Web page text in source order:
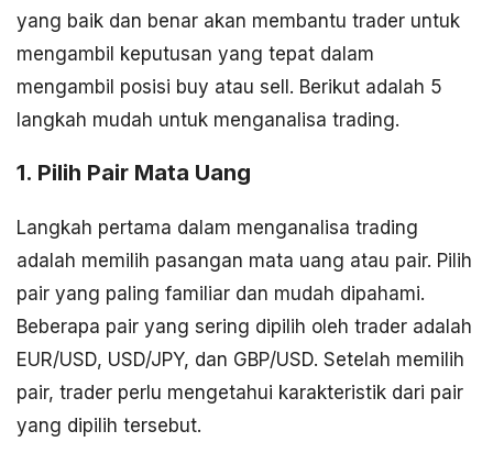
yang baik dan benar akan membantu trader untuk
mengambil keputusan yang tepat dalam
mengambil posisi buy atau sell. Berikut adalah 5
langkah mudah untuk menganalisa trading.
1. Pilih Pair Mata Uang
Langkah pertama dalam menganalisa trading
adalah memilih pasangan mata uang atau pair. Pilih
pair yang paling familiar dan mudah dipahami.
Beberapa pair yang sering dipilih oleh trader adalah
EUR/USD, USD/JPY, dan GBP/USD. Setelah memilih
pair, trader perlu mengetahui karakteristik dari pair
yang dipilih tersebut.